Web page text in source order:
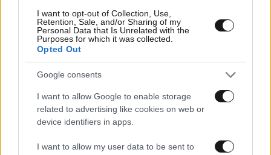
I want to opt-out of Collection, Use,
Retention, Sale, and/or Sharing of my
Personal Data that Is Unrelated with the
Purposes for which it was collected.
Opted Out
Google consents
I want to allow Google to enable storage
related to advertising like cookies on web or
device identifiers in apps.
I want to allow my user data to be sent to
09·11·2024 12:14
και τον Ντάνιελ – Χάθηκαν 160.000 αιγοπρόβατα τους
τελευταίους 14 μήνες